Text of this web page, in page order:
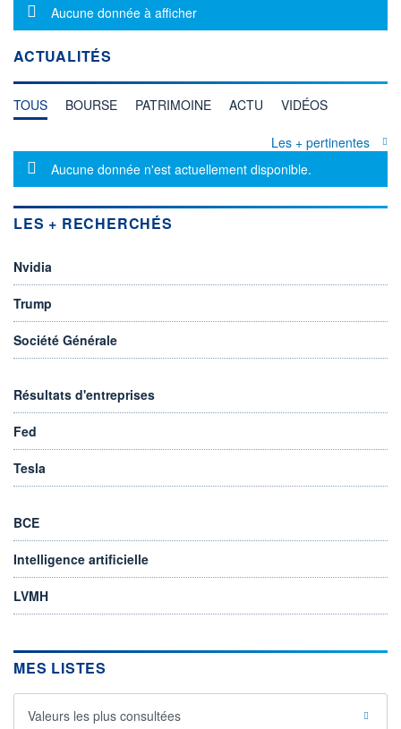
Message d'information
Aucune donnée à afficher
ACTUALITÉS
TOUS BOURSE PATRIMOINE ACTU VIDÉOS
Les + pertinentes
Message d'information
Aucune donnée n'est actuellement disponible.
LES + RECHERCHÉS
Nvidia
Trump
Société Générale
Résultats d'entreprises
Fed
Tesla
BCE
Intelligence artificielle
LVMH
MES LISTES
Valeurs les plus consultées